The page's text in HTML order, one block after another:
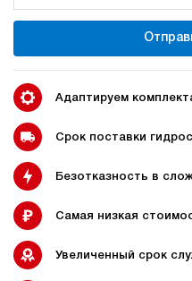
Гидростанции 220 Вольт
Гидростанции для свай
Адаптируем
Срок поставки
Безотказность в
Самая низкая
Увеличенный срок